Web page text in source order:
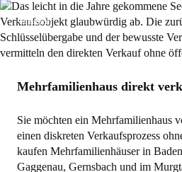
Allgemein
Mehrfamilienhaus direkt
Sie möchten ein Mehrfamilienhaus
einen diskreten Verkaufsprozess
kaufen Mehrfamilienhäuser in
Gaggenau, Gernsbach und im